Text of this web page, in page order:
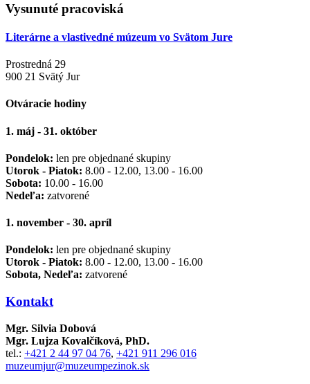
Vysunuté pracoviská
Literárne a vlastivedné múzeum vo Svätom Jure
Prostredná 29
900 21 Svätý Jur
Otváracie hodiny
1. máj - 31. október
Pondelok: len pre objednané skupiny
Utorok - Piatok: 8.00 - 12.00, 13.00 - 16.00
Sobota: 10.00 - 16.00
Nedeľa: zatvorené
1. november - 30. apríl
Pondelok: len pre objednané skupiny
Utorok - Piatok: 8.00 - 12.00, 13.00 - 16.00
Sobota, Nedeľa: zatvorené
Kontakt
Mgr. Silvia Dobová
Mgr. Lujza Kovalčíková, PhD.
tel.: +421 2 44 97 04 76, +421 911 296 016
muzeumjur@muzeumpezinok.sk